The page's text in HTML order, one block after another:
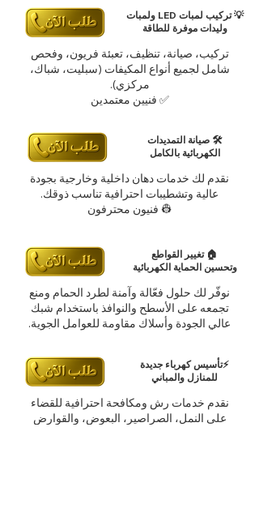
💡 تركيب لمبات LED ولمبات
وليدات موفرة للطاقة
تركيب، صيانة، تنظيف، تعبئة فريون، وفحص
شامل لجميع أنواع المكيفات (سبليت، شباك،
مركزي).
✅ فنيين معتمدين
🛠️ صيانة التمديدات
الكهربائية بالكامل
نقدم لك خدمات دهان داخلية وخارجية بجودة
عالية وتشطيبات احترافية تناسب ذوقك.
👷 فنيون محترفون
🏠 تغيير القواطع
وتحسين الحماية الكهربائية
نوفّر لك حلول فعّالة وآمنة لطرد الحمام ومنع
تجمعه على الأسطح والنوافذ باستخدام شبك
عالي الجودة وأسلاك مقاومة للعوامل الجوية.
⚡تأسيس كهرباء جديدة
للمنازل والمباني
نقدم خدمات رش ومكافحة احترافية للقضاء
على النمل، الصراصير، البعوض، والقوارض